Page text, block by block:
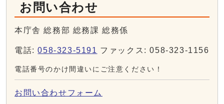
お問い合わせ
本庁舎 総務部 総務課 総務係
電話:058-323-5191 ファックス: 058-323-1156
電話番号のかけ間違いにご注意ください！
お問い合わせフォーム